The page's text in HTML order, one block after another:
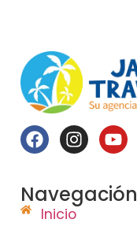
Navegación
Inicio